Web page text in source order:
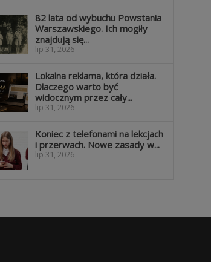
82 lata od wybuchu Powstania
Warszawskiego. Ich mogiły
znajdują się...
lip 31, 2026
Lokalna reklama, która działa.
Dlaczego warto być
widocznym przez cały...
lip 31, 2026
Koniec z telefonami na lekcjach
i przerwach. Nowe zasady w...
lip 31, 2026